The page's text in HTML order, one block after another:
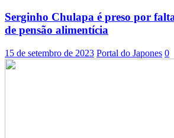
Serginho Chulapa é preso por
de pensão alimentícia
15 de setembro de 2023 Portal do Japones 0